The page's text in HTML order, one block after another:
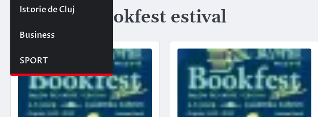
Istorie de Cluj
Business
SPORT
Etichetă: bookfest estival